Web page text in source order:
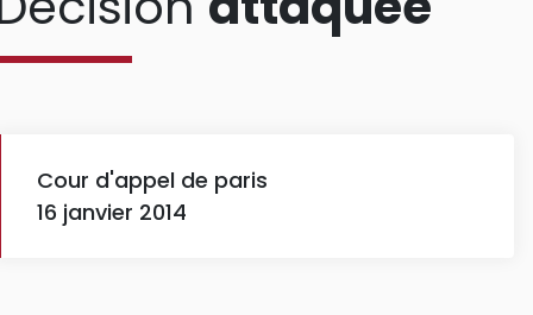
Cour d'appel de paris
16 janvier 2014